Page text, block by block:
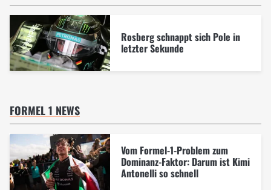
Rosberg schnappt sich Pole in
letzter Sekunde
FORMEL 1 NEWS
Vom Formel-1-Problem zum
Dominanz-Faktor: Darum ist Kimi
Antonelli so schnell